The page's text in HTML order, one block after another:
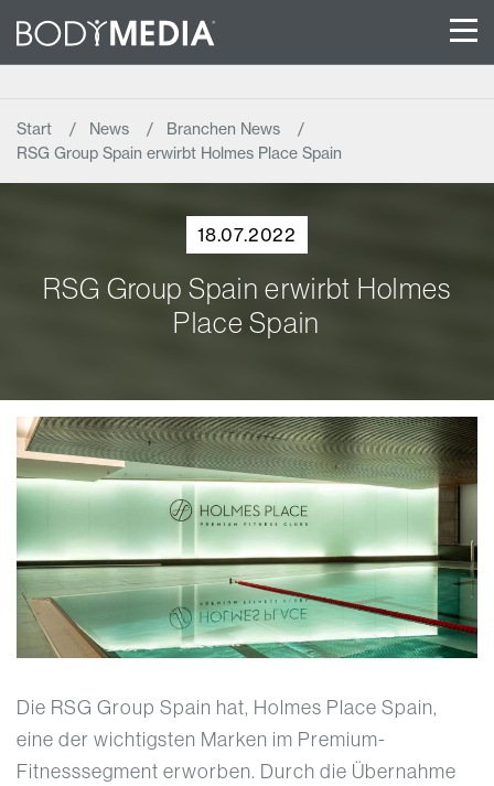
Start News
Branchen News
RSG Group Spain erwirbt Holmes Place Spain
18.07.2022
RSG Group Spain erwirbt Holmes
Place Spain
Die RSG Group Spain hat, Holmes Place Spain,
eine der wichtigsten Marken im Premium-
Fitnesssegment erworben. Durch die Übernahme